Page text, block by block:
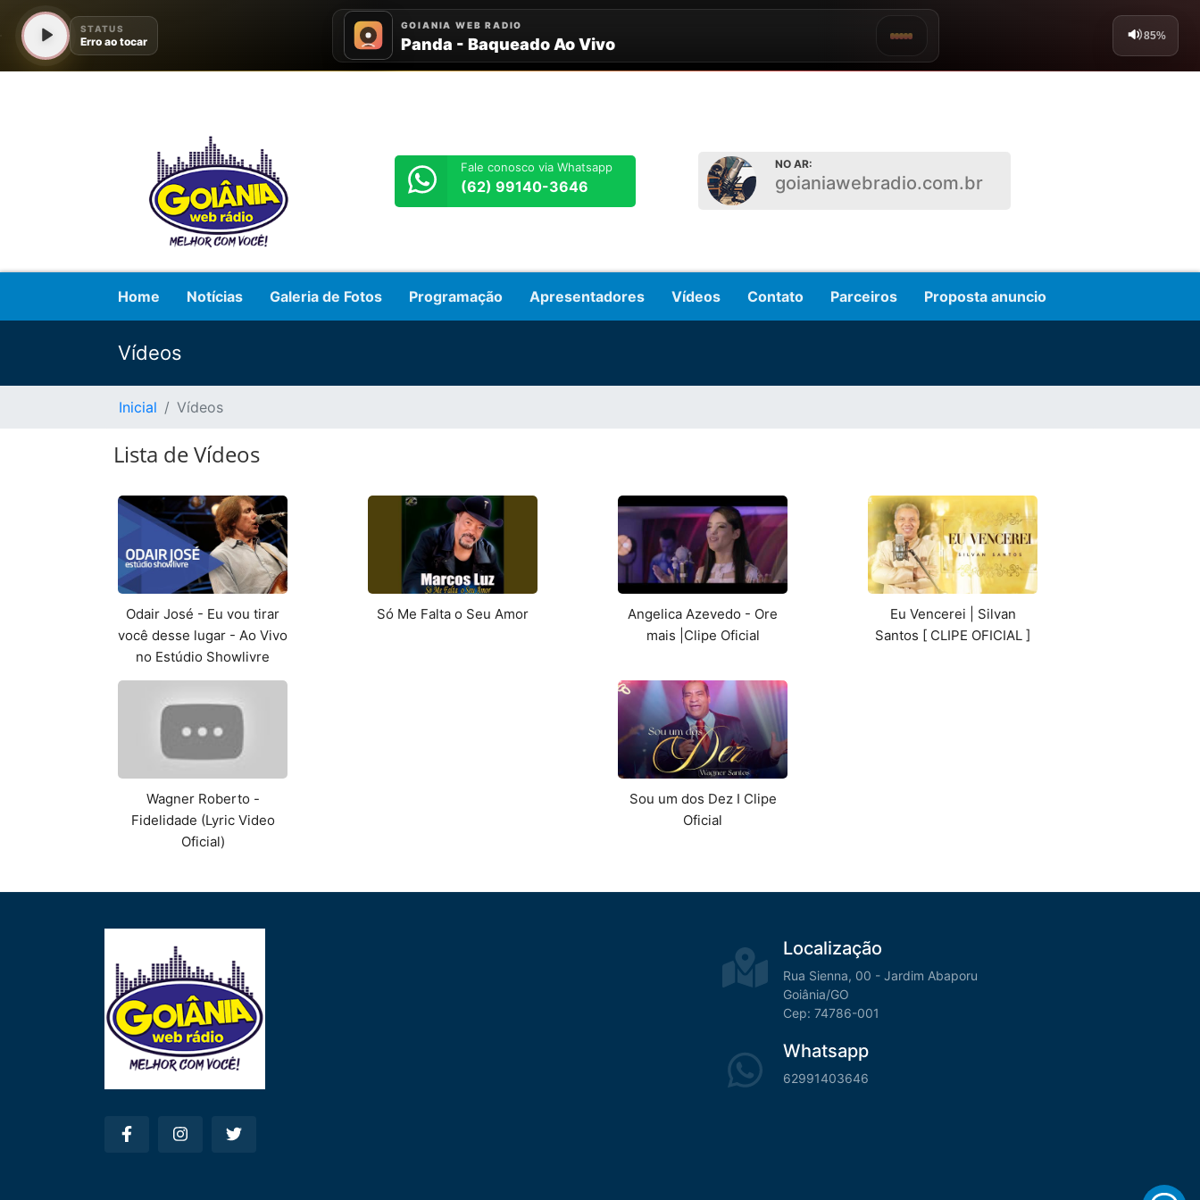
Fale conosco via Whatsapp
(62) 99140-3646
NO AR:
goianiawebradio.com.br
Home Notícias Galeria de Fotos Programação Apresentadores Vídeos Contato Parceiros Proposta anuncio
Vídeos
Inicial Vídeos
Lista de Vídeos
Odair José - Eu vou tirar
você desse lugar - Ao Vivo
no Estúdio Showlivre
Só Me Falta o Seu Amor
Angelica Azevedo - Ore
mais |Clipe Oficial
Eu Vencerei | Silvan
Santos [ CLIPE OFICIAL ]
Wagner Roberto -
Fidelidade (Lyric Video
Oficial)
Sou um dos Dez I Clipe
Oficial
Localização
Rua Sienna, 00 - Jardim Abaporu
Goiânia/GO
Cep: 74786-001
Whatsapp
62991403646